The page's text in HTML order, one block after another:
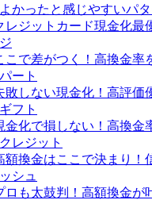
かったと感じやすいパタ
レジットカード現金化最
こで差がつく！高換金率
ート
敗しない現金化！高評価
フト
金化で損しない！高換金
レジット
額換金はここで決まり！
シュ
ロも太鼓判！高額換金が